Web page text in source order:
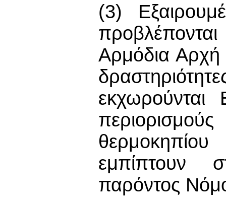
(3)
Αρμόδια Αρχή
εμπίπτουν
παρόντος